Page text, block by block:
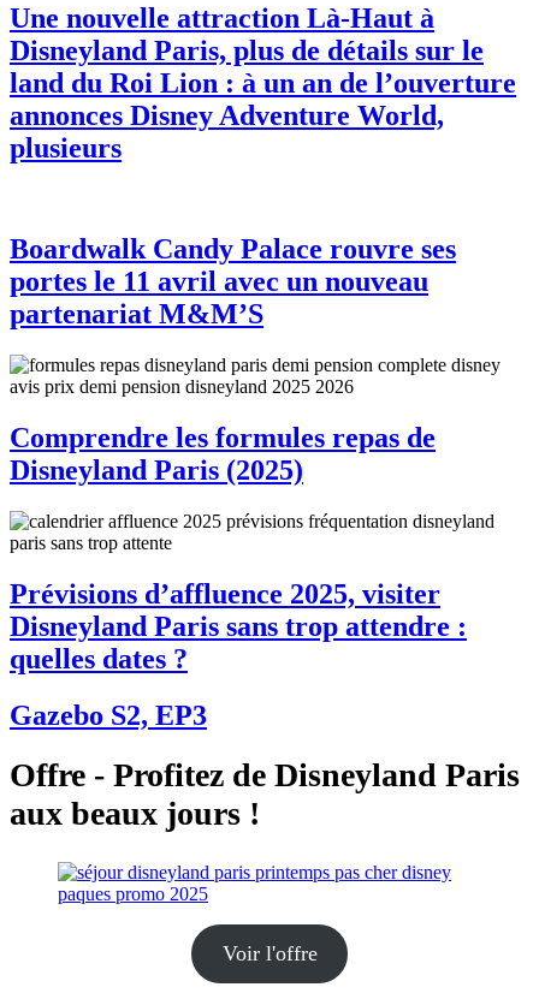
Une nouvelle attraction Là-Haut à
Disneyland Paris, plus de détails sur le
land du Roi Lion : à un an de l’ouverture
annonces Disney Adventure World,
plusieurs
Boardwalk Candy Palace rouvre ses
portes le 11 avril avec un nouveau
partenariat M&M’S
Comprendre les formules repas de
Disneyland Paris (2025)
Prévisions d’affluence 2025, visiter
Disneyland Paris sans trop attendre :
quelles dates ?
Gazebo S2, EP3
Offre - Profitez de Disneyland Paris
aux beaux jours !
Voir l'offre